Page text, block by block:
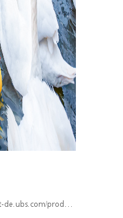
detail/index/isin/DE000WA6XYE2